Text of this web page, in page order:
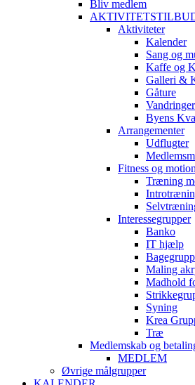
Bliv medlem
Aktiviteter
Kalender
Sang og
Kaffe og
Galleri &
Gåture
Vandringer
Byens
Arrangementer
Udflugter
Fitness og motion
Træning
Interessegrupper
Banko
IT hjælp
Maling
Madhold
Syning
Krea
Træ
Medlemskab og
MEDLEM
Øvrige målgrupper